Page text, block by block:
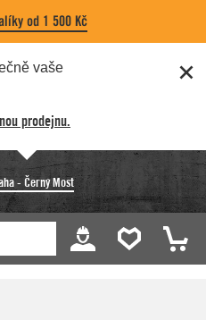
od 1 500 Kč
vaše
prodejnu.
- Černý Most